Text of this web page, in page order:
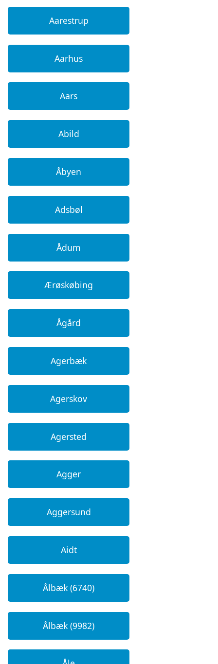
Aarestrup
Aarhus
Aars
Abild
Åbyen
Adsbøl
Ådum
Ærøskøbing
Ågård
Agerbæk
Agerskov
Agersted
Agger
Aggersund
Aidt
Ålbæk (6740)
Ålbæk (9982)